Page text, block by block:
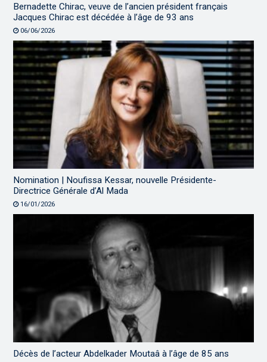
Bernadette Chirac, veuve de l’ancien président français
Jacques Chirac est décédée à l’âge de 93 ans
06/06/2026
Nomination | Noufissa Kessar, nouvelle Présidente-
Directrice Générale d’Al Mada
16/01/2026
Décès de l’acteur Abdelkader Moutaâ à l’âge de 85 ans